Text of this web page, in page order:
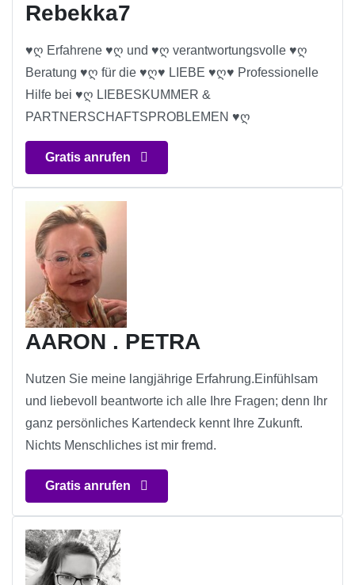
Rebekka7
♥ღ Erfahrene ♥ღ und ♥ღ verantwortungsvolle ♥ღ
Beratung ♥ღ für die ♥ღ♥ LIEBE ♥ღ♥ Professionelle
Hilfe bei ♥ღ LIEBESKUMMER &
PARTNERSCHAFTSPROBLEMEN ♥ღ
Gratis anrufen
AARON . PETRA
Nutzen Sie meine langjährige Erfahrung.Einfühlsam
und liebevoll beantworte ich alle Ihre Fragen; denn Ihr
ganz persönliches Kartendeck kennt Ihre Zukunft.
Nichts Menschliches ist mir fremd.
Gratis anrufen